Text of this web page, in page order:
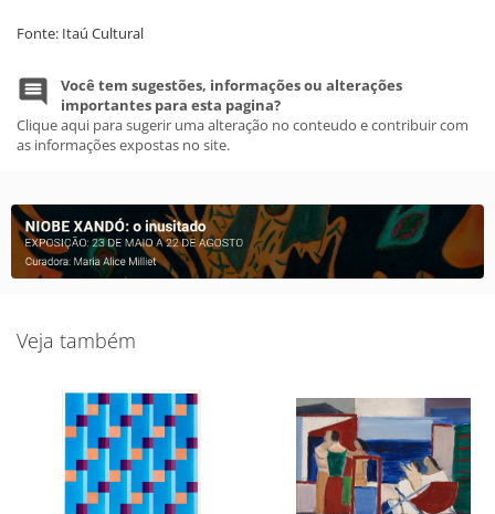
Fonte: Itaú Cultural
Você tem sugestões, informações ou alterações
importantes para esta pagina?
Clique aqui para sugerir uma alteração no conteudo e contribuir com
as informações expostas no site.
Veja também